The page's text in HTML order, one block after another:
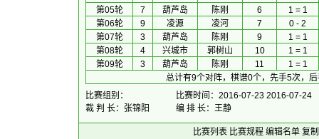
第05轮
7 葫芦岛 陈刚 6
1 = 1
第06轮
9 凌源 凌河 7
0 - 2
第07轮
3 葫芦岛 陈刚 9
1 = 1
第08轮
4 兴城市 郭树山 10
1 = 1
第09轮
3 葫芦岛 陈刚 11
1 = 1
总计有9个对阵，棋谱0个，先手5次，
比赛组别：
比赛时间：2016-07-23 2016-07-24
裁 判 长：张锦阳
编 排 长：王静
比赛列表 比赛规程 编辑名单 复